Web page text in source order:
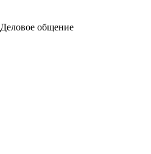
Деловое общение